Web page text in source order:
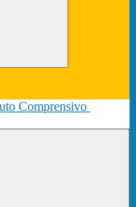
Comprensivo